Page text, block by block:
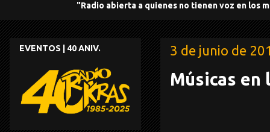
"Radio abierta a quienes no tienen voz en los
3 de junio de
Músicas en
EVENTOS | 40 ANIV.